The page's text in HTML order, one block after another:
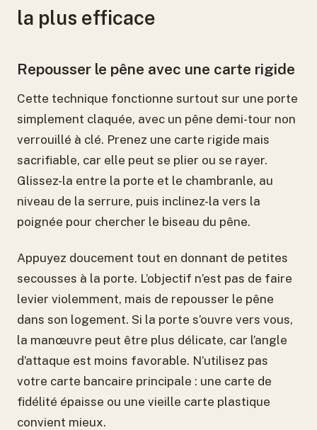
la plus efficace
Repousser le pêne avec une carte rigide
Cette technique fonctionne surtout sur une porte
simplement claquée, avec un pêne demi-tour non
verrouillé à clé. Prenez une carte rigide mais
sacrifiable, car elle peut se plier ou se rayer.
Glissez-la entre la porte et le chambranle, au
niveau de la serrure, puis inclinez-la vers la
poignée pour chercher le biseau du pêne.
Appuyez doucement tout en donnant de petites
secousses à la porte. L’objectif n’est pas de faire
levier violemment, mais de repousser le pêne
dans son logement. Si la porte s’ouvre vers vous,
la manœuvre peut être plus délicate, car l’angle
d’attaque est moins favorable. N’utilisez pas
votre carte bancaire principale : une carte de
fidélité épaisse ou une vieille carte plastique
convient mieux.